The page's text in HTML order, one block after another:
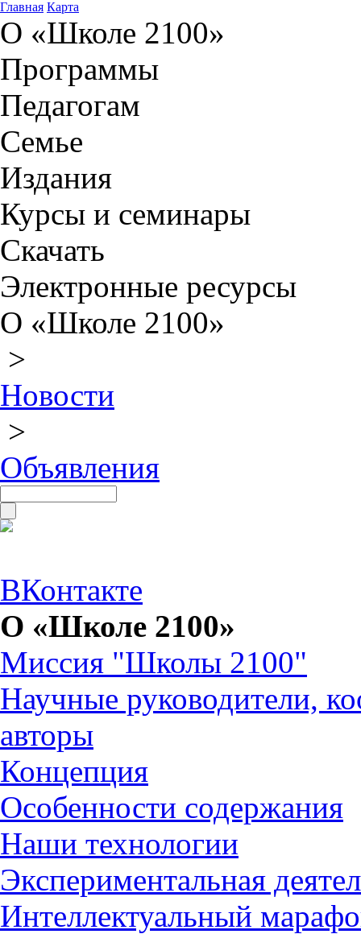
Главная Карта
О «Школе 2100»
Программы
Педагогам
Семье
Издания
Курсы и семинары
Скачать
Электронные ресурсы
О «Школе 2100»
>
Новости
>
Объявления
ВКонтакте
О «Школе 2100»
Миссия "Школы 2100"
Научные руководители,
авторы
Концепция
Особенности содержания
Наши технологии
Экспериментальная
Интеллектуальный